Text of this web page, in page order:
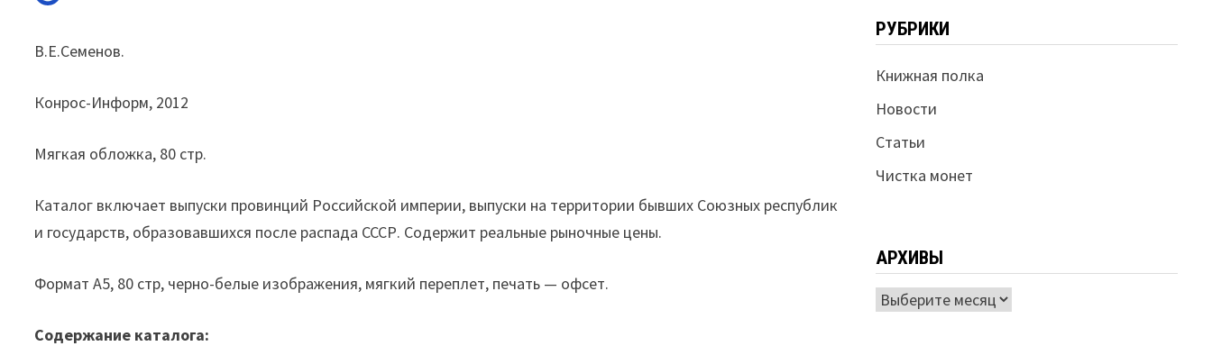
В.Е.Семенов.
Конрос-Информ, 2012
Мягкая обложка, 80 стр.
Каталог включает выпуски провинций Российской империи, выпуски на территории бывших Союзных республик
и государств, образовавшихся после распада СССР. Содержит реальные рыночные цены.
Формат А5, 80 стр, черно-белые изображения, мягкий переплет, печать — офсет.
Содержание каталога:
РУБРИКИ
Книжная полка
Новости
Статьи
Чистка монет
АРХИВЫ
Архивы